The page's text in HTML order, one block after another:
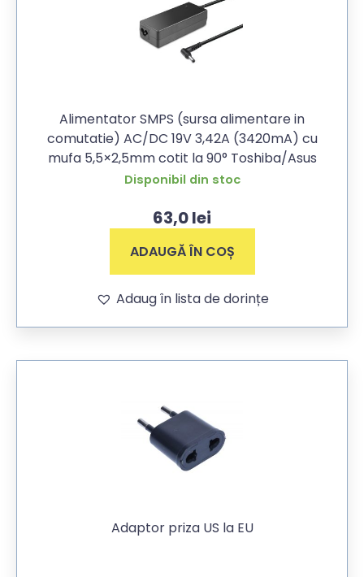
Alimentator SMPS (sursa alimentare in
comutatie) AC/DC 19V 3,42A (3420mA) cu
mufa 5,5×2,5mm cotit la 90° Toshiba/Asus
Disponibil din stoc
63,0lei
ADAUGĂ ÎN COȘ
Adaug în lista de dorințe
Adaptor priza US la EU